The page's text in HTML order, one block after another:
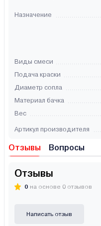
Назначение
Виды смеси
Подача краски
Диаметр сопла
Материал бачка
Вес
Артикул производителя
Отзывы Вопросы
Отзывы
0 на основе 0 отзывов
Написать отзыв